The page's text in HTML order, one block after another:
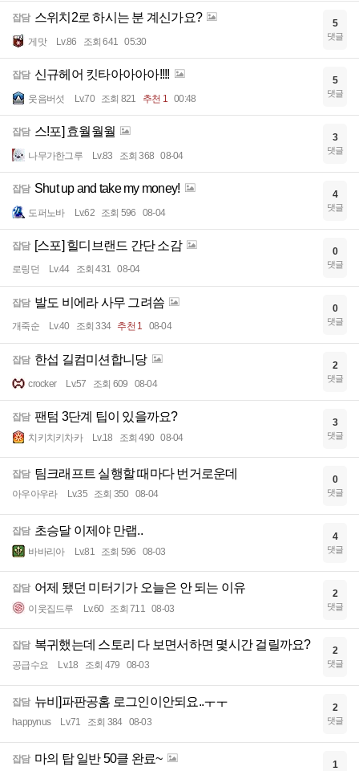
잡담 스위치2로 하시는 분 계신가요?
게맛 Lv.86 조회 641 05:30
5
댓글
잡담 신규헤어 킷타아아아아!!!!
웃음버섯 Lv.70 조회 821 추천 1 00:48
5
댓글
잡담 스!포] 효월월월
나무가한그루 Lv.83 조회 368 08-04
3
댓글
잡담 Shut up and take my money!
도퍼노바 Lv.62 조회 596 08-04
4
댓글
잡담 [스포] 힐디브랜드 간단 소감
로링던 Lv.44 조회 431 08-04
0
댓글
잡담 발도 비에라 사무 그려씀
개죽순 Lv.40 조회 334 추천 1 08-04
0
댓글
잡담 한섭 길컴미션합니당
crocker Lv.57 조회 609 08-04
2
댓글
잡담 팬텀 3단계 팁이 있을까요?
치키치키차카 Lv.18 조회 490 08-04
3
댓글
잡담 팀크래프트 실행할 때마다 번거로운데
아우아우라 Lv.35 조회 350 08-04
0
댓글
잡담 초승달 이제야 만랩..
바바리아 Lv.81 조회 596 08-03
4
댓글
잡담 어제 됐던 미터기가 오늘은 안 되는 이유
이웃집드루 Lv.60 조회 711 08-03
2
댓글
잡담 복귀했는데 스토리 다 보면서하면 몇시간 걸릴까요?
공급수요 Lv.18 조회 479 08-03
2
댓글
잡담 뉴비]파판공홈 로그인이안되요..ㅜㅜ
happynus Lv.71 조회 384 08-03
2
댓글
잡담 마의 탑 일반 50클 완료~ 1